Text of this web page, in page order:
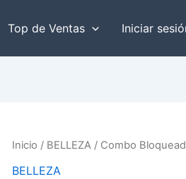
Top de Ventas Iniciar
Inicio / BELLEZA / Combo
BELLEZA
Combo
Bloqueador